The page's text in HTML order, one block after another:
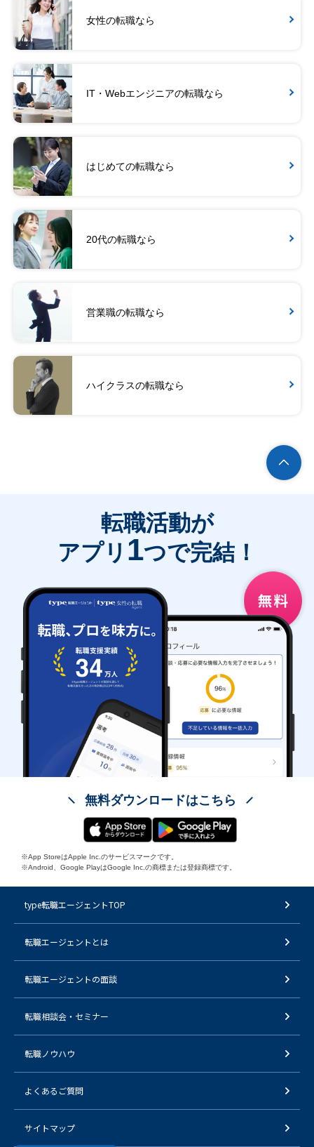
女性の転職なら
IT・Webエンジニアの転職なら
はじめての転職なら
20代の転職なら
営業職の転職なら
ハイクラスの転職なら
転職活動が
アプリ 1つで完結！
無料ダウンロードはこちら
※App StoreはApple Inc.のサービスマークです。
※Android、Google PlayはGoogle Inc.の商標または登録商標です。
type転職エージェントTOP
転職エージェントとは
転職エージェントの面談
転職相談会・セミナー
転職ノウハウ
よくあるご質問
サイトマップ